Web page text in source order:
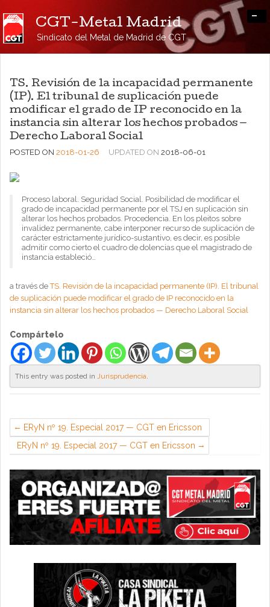
CGT-Metal Madrid
Sindicato del Metal de Madrid de CGT
-
TS. Revisión de la incapacidad permanente
(IP). El tribunal de suplicación puede
modificar el grado de IP reconocido en la
instancia sin alterar los hechos probados —
Derecho Laboral Social
POSTED ON 2018-01-26 UPDATED ON 2018-06-01
Proceso laboral. Seguridad Social. Posibilidad de modificar el
grado de incapacidad permanente por el TSJ en suplicación sin
alterar los hechos probados. Procedencia. En los pleitos sobre
invalidez permanente, cabe interponer recurso de suplicación de
carácter estrictamente jurídico-sustantivo, es decir, es posible
admitir como cierto el cuadro de dolencias que el magistrado de
instancia estableció…
a través deTS. Revisión de la incapacidad permanente (IP). El tribunal
de suplicación puede modificar el grado de IP reconocido en la
instancia sin alterar los hechos probados — Derecho Laboral Social
Compártelo
This entry was posted in Jurisprudencia.
ERyN nº 19. Especial 2017 — CGT en Ericsson
ERyN nº 19. Especial 2017 — CGT en Ericsson